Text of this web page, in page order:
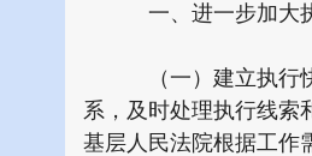
一、进一步加大执
（一）建立执行快速
系，及时处理执行线索
基层人民法院根据工作